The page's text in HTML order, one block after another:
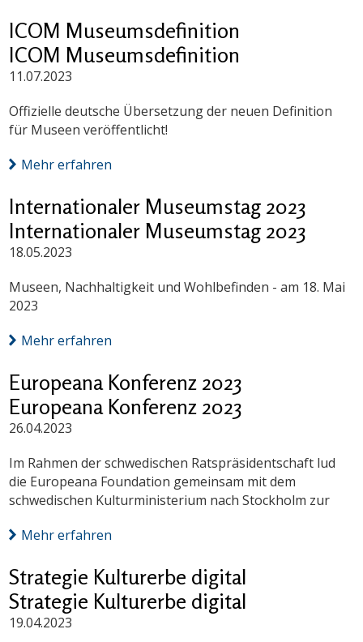
ICOM Museumsdefinition
ICOM Museumsdefinition
11.07.2023
Offizielle deutsche Übersetzung der neuen Definition
für Museen veröffentlicht!
Mehr erfahren
Internationaler Museumstag 2023
Internationaler Museumstag 2023
18.05.2023
Museen, Nachhaltigkeit und Wohlbefinden - am 18. Mai
2023
Mehr erfahren
Europeana Konferenz 2023
Europeana Konferenz 2023
26.04.2023
Im Rahmen der schwedischen Ratspräsidentschaft lud
die Europeana Foundation gemeinsam mit dem
schwedischen Kulturministerium nach Stockholm zur
Mehr erfahren
Strategie Kulturerbe digital
Strategie Kulturerbe digital
19.04.2023